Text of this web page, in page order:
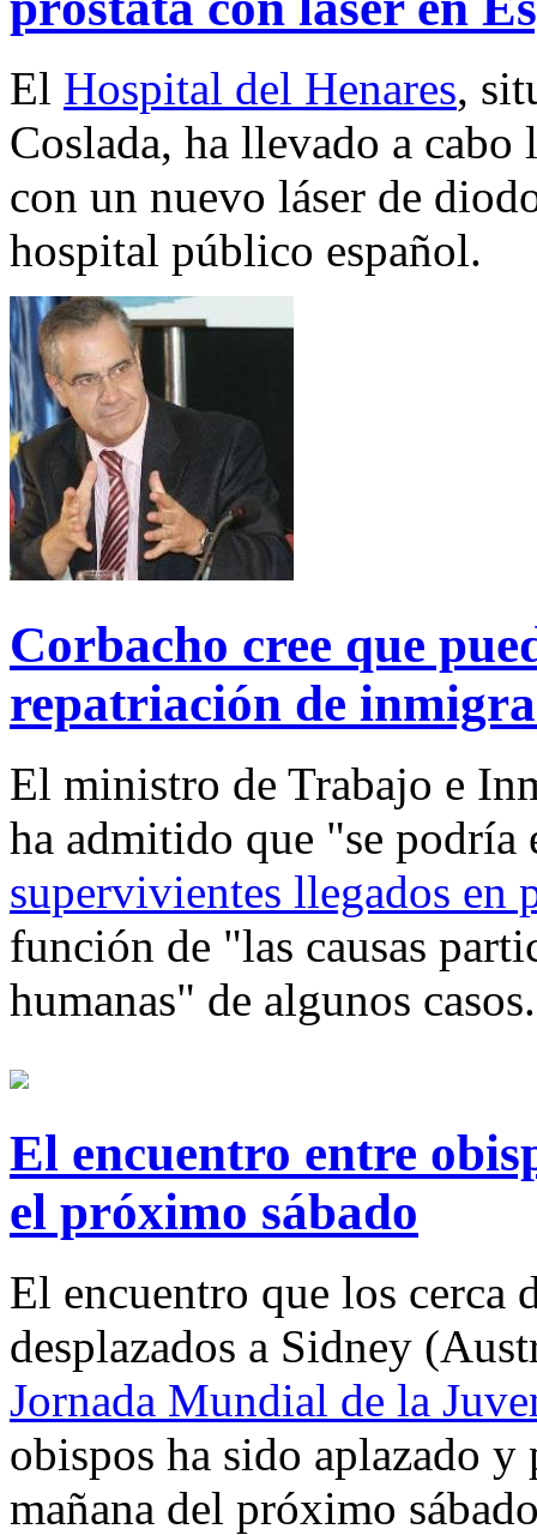
El Hospital del Henares,
Coslada, ha llevado a
con un nuevo láser de
hospital público español.
Corbacho cree que
repatriación de
El ministro de Trabajo e
ha admitido que "se
supervivientes llegados en
función de "las causas
humanas" de algunos casos.
El encuentro entre
el próximo sábado
El encuentro que los cerca
desplazados a Sidney
Jornada Mundial de la
obispos ha sido aplazado y
mañana del próximo